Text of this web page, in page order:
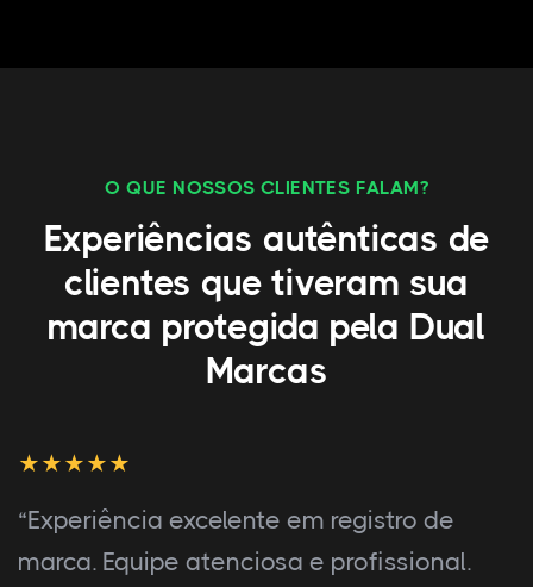
O QUE NOSSOS CLIENTES FALAM?
Experiências autênticas de
clientes que tiveram sua
marca protegida pela Dual
Marcas
“Serviço de marca rápido e de alta
qualidade. Equipe competente e